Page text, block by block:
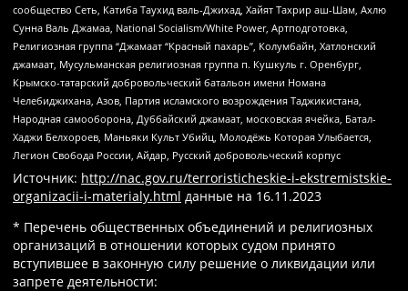
сообщество Сеть, Катиба Таухид валь-Джихад, Хайят Тахрир аш-Шам, Ахлю
Сунна Валь Джамаа, National Socialism/White Power, Артподготовка,
Религиозная группа “Джамаат “Красный пахарь”, Колумбайн, Хатлонский
джамаат, Мусульманская религиозная группа п. Кушкуль г. Оренбург,
Крымско-татарский добровольческий батальон имени Номана
Челебиджихана, Азов, Партия исламского возрождения Таджикистана,
Народная самооборона, Дуббайский джамаат, московская ячейка, Батал-
Хаджи Белхороев, Маньяки Культ Убийц, Молодёжь Которая Улыбается,
Легион Свобода России, Айдар, Русский добровольческий корпус
Источник: http://nac.gov.ru/terroristicheskie-i-ekstremistskie-
organizacii-i-materialy.html данные на 16.11.2023
* Перечень общественных объединений и религиозных
организаций в отношении которых судом принято
вступившее в законную силу решение о ликвидации или
запрете деятельности: